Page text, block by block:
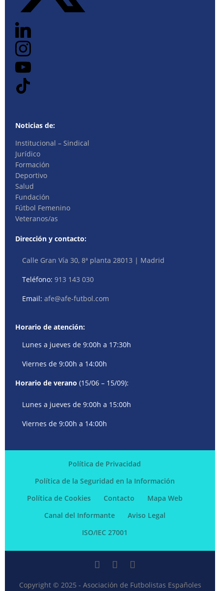
Noticias de:
Institucional – Sindical
Jurídico
Formación
Deportivo
Salud
Fundación
Fútbol Femenino
Veteranos/as
Dirección y contacto:
Calle Gran Vía 30, 8ª planta 28013 | Madrid
Teléfono:913 143 030
Email:afe@afe-futbol.com
Horario de atención:
Lunes a jueves de 9:00h a 17:30h
Viernes de 9:00h a 14:00h
Horario de verano (15/06 – 15/09):
Lunes a jueves de 9:00h a 15:00h
Viernes de 9:00h a 14:00h
Política de Privacidad
Política de la Seguridad en la Información
Política de Cookies
Contacto
Mapa Web
Canal del Informante
Aviso Legal
ISO/IEC 27001
Copyright © 2025 - Asociación de Futbolistas Españoles